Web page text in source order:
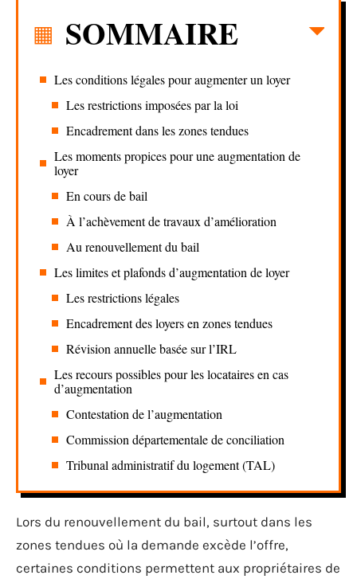
SOMMAIRE
Les conditions légales pour augmenter un loyer
Les restrictions imposées par la loi
Encadrement dans les zones tendues
Les moments propices pour une augmentation de
loyer
En cours de bail
À l’achèvement de travaux d’amélioration
Au renouvellement du bail
Les limites et plafonds d’augmentation de loyer
Les restrictions légales
Encadrement des loyers en zones tendues
Révision annuelle basée sur l’IRL
Les recours possibles pour les locataires en cas
d’augmentation
Contestation de l’augmentation
Commission départementale de conciliation
Tribunal administratif du logement (TAL)
Lors du renouvellement du bail, surtout dans les
zones tendues où la demande excède l’offre,
certaines conditions permettent aux propriétaires de